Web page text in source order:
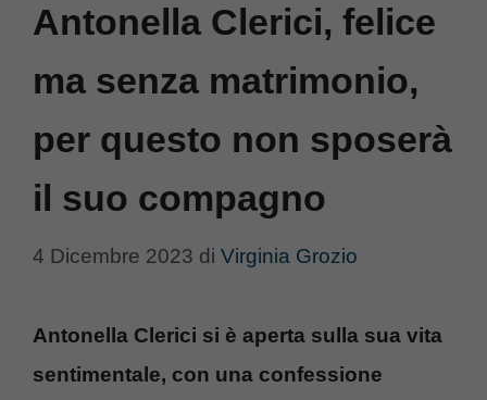
Antonella Clerici, felice
ma senza matrimonio,
per questo non sposerà
il suo compagno
4 Dicembre 2023 di Virginia Grozio
Antonella Clerici si è aperta sulla sua vita
sentimentale, con una confessione